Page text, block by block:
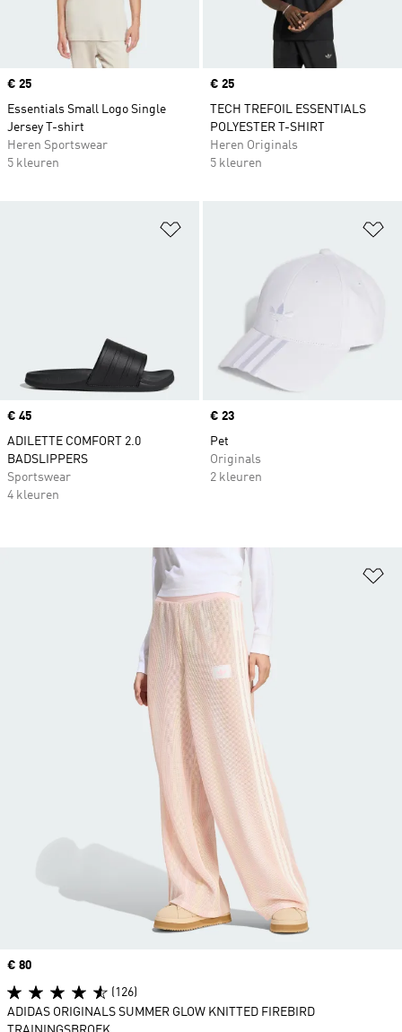
Price
€ 25
Essentials Small Logo Single
Jersey T-shirt
Heren Sportswear
5 kleuren
Price
€ 25
TECH TREFOIL ESSENTIALS
POLYESTER T-SHIRT
Heren Originals
5 kleuren
Price
€ 45
ADILETTE COMFORT 2.0
BADSLIPPERS
Sportswear
4 kleuren
Price
€ 23
Pet
Originals
2 kleuren
Price
€ 80
(126)
ADIDAS ORIGINALS SUMMER GLOW KNITTED FIREBIRD